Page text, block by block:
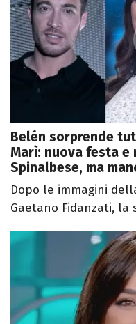
Belén sorprende
Marì: nuova festa e
Spinalbese, ma
Dopo le immagini
Gaetano Fidanzati, la